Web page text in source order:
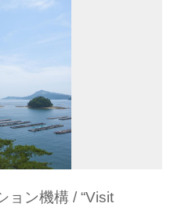
ョン機構 / “Visit